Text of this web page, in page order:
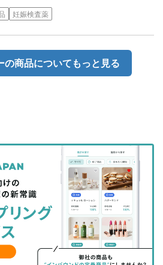
妊娠検査薬
の商品についてもっと見る